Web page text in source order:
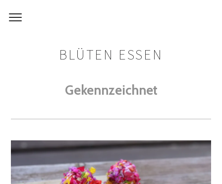
BLÜTEN ESSEN
Gekennzeichnet